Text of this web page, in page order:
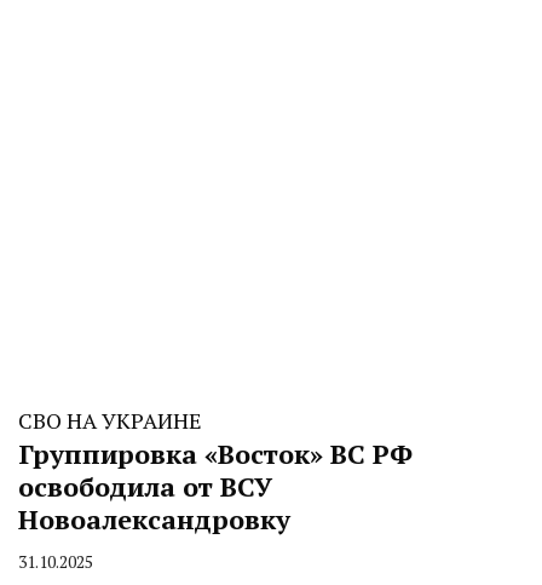
СВО НА УКРАИНЕ
Группировка «Восток» ВС РФ
освободила от ВСУ
Новоалександровку
By
31.10.2025